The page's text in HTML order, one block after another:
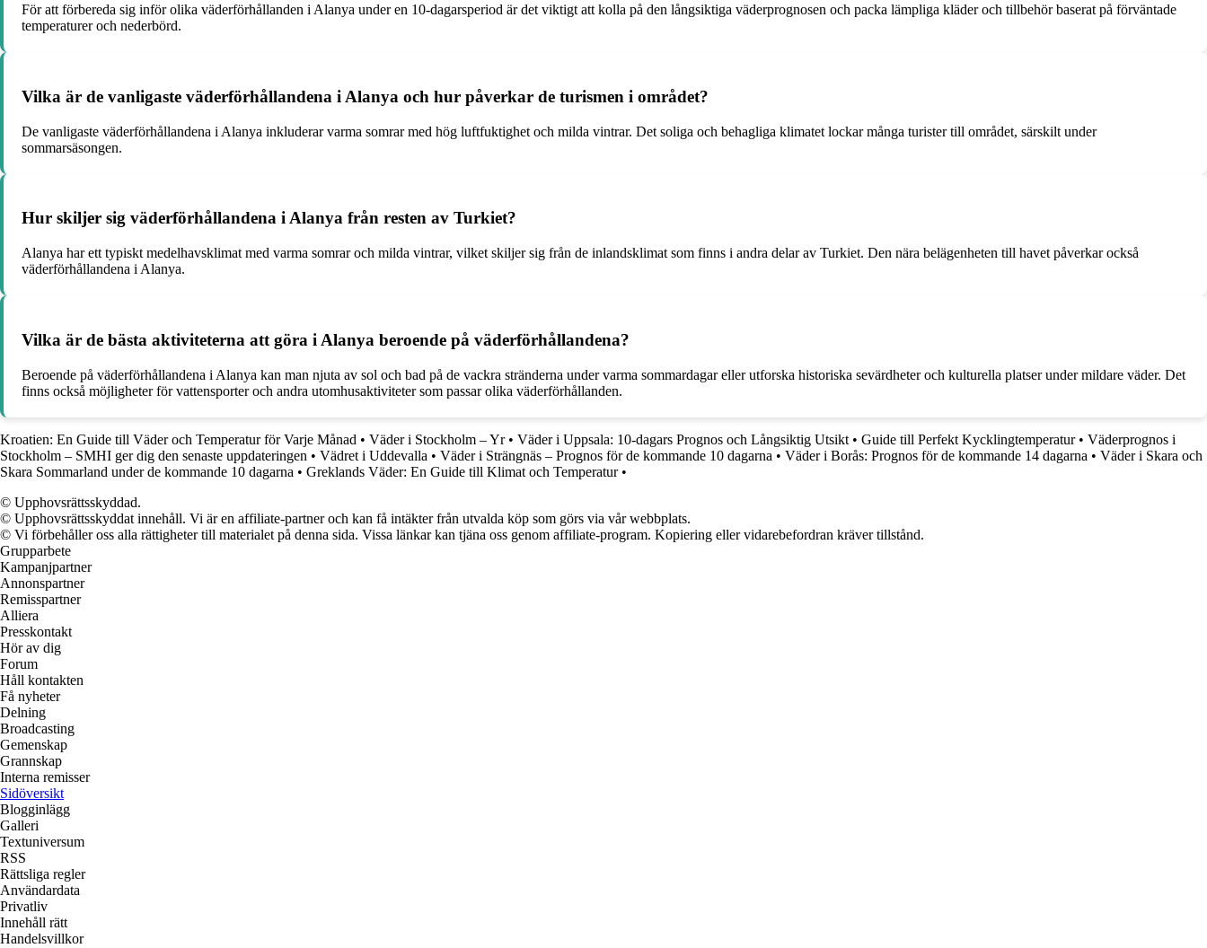
För att förbereda sig inför olika väderförhållanden i Alanya under en 10-dagarsperiod är det viktigt att kolla på den långsiktiga väderprognosen och packa lämpliga kläder och tillbehör baserat på förväntade
temperaturer och nederbörd.
Vilka är de vanligaste väderförhållandena i Alanya och hur påverkar de turismen i området?
De vanligaste väderförhållandena i Alanya inkluderar varma somrar med hög luftfuktighet och milda vintrar. Det soliga och behagliga klimatet lockar många turister till området, särskilt under
sommarsäsongen.
Hur skiljer sig väderförhållandena i Alanya från resten av Turkiet?
Alanya har ett typiskt medelhavsklimat med varma somrar och milda vintrar, vilket skiljer sig från de inlandsklimat som finns i andra delar av Turkiet. Den nära belägenheten till havet påverkar också
väderförhållandena i Alanya.
Vilka är de bästa aktiviteterna att göra i Alanya beroende på väderförhållandena?
Beroende på väderförhållandena i Alanya kan man njuta av sol och bad på de vackra stränderna under varma sommardagar eller utforska historiska sevärdheter och kulturella platser under mildare väder. Det
finns också möjligheter för vattensporter och andra utomhusaktiviteter som passar olika väderförhållanden.
Kroatien: En Guide till Väder och Temperatur för Varje Månad • Väder i Stockholm – Yr• Väder i Uppsala: 10-dagars Prognos och Långsiktig Utsikt • Guide till Perfekt Kycklingtemperatur• Väderprognos i
Stockholm – SMHI ger dig den senaste uppdateringen • Vädret i Uddevalla • Väder i Strängnäs – Prognos för de kommande 10 dagarna • Väder i Borås: Prognos för de kommande 14 dagarna • Väder i Skara och
Skara Sommarland under de kommande 10 dagarna • Greklands Väder: En Guide till Klimat och Temperatur•
© Upphovsrättsskyddad.
© Upphovsrättsskyddat innehåll. Vi är en affiliate-partner och kan få intäkter från utvalda köp som görs via vår webbplats.
© Vi förbehåller oss alla rättigheter till materialet på denna sida. Vissa länkar kan tjäna oss genom affiliate-program. Kopiering eller vidarebefordran kräver tillstånd.
Grupparbete
Kampanjpartner
Annonspartner
Remisspartner
Alliera
Presskontakt
Hör av dig
Forum
Håll kontakten
Få nyheter
Delning
Broadcasting
Gemenskap
Grannskap
Interna remisser
Sidöversikt
Blogginlägg
Galleri
Textuniversum
RSS
Rättsliga regler
Användardata
Privatliv
Innehåll rätt
Handelsvillkor